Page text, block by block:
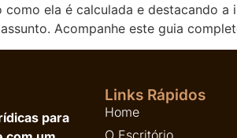
ela é calculada e destacando
Acompanhe este guia
para
Links Rápidos
Home
O Escritório